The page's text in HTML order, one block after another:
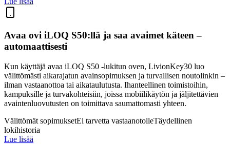
Avaa ovi iLOQ S50:llä ja saa avaimet käteen –
automaattisesti
Kun käyttäjä avaa iLOQ S50 -lukitun oven, LivionKey30 luo
välittömästi aikarajatun avainsopimuksen ja turvallisen noutolinkin –
ilman vastaanottoa tai aikataulutusta. Ihanteellinen toimistoihin,
kampuksille ja turvakohteisiin, joissa mobiilikäytön ja jäljitettävien
avaintenluovutusten on toimittava saumattomasti yhteen.
Välittömät sopimuksetEi tarvetta vastaanotolleTäydellinen
lokihistoria
Lue lisää